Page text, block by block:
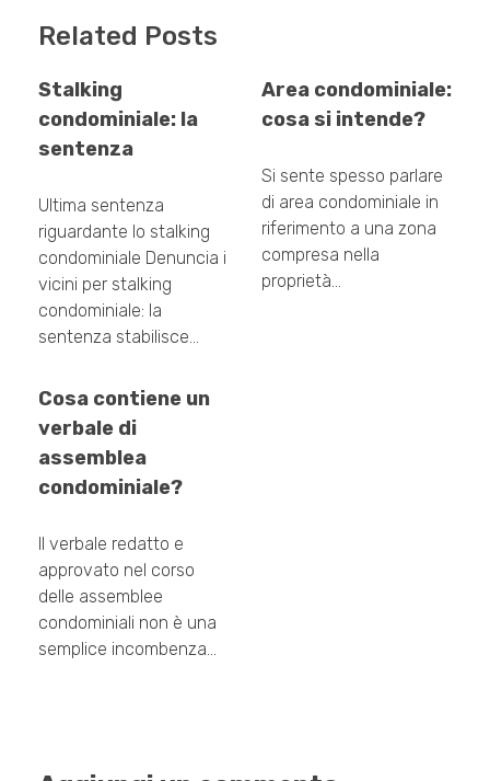
Related Posts
Stalking
condominiale: la
sentenza
Ultima sentenza
riguardante lo stalking
condominiale Denuncia i
vicini per stalking
condominiale: la
sentenza stabilisce…
Area condominiale:
cosa si intende?
Si sente spesso parlare
di area condominiale in
riferimento a una zona
compresa nella
proprietà…
Cosa contiene un
verbale di
assemblea
condominiale?
Il verbale redatto e
approvato nel corso
delle assemblee
condominiali non è una
semplice incombenza…